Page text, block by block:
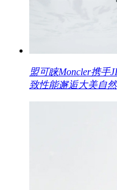
盟可睐Moncler携手
致性能邂逅大美自然